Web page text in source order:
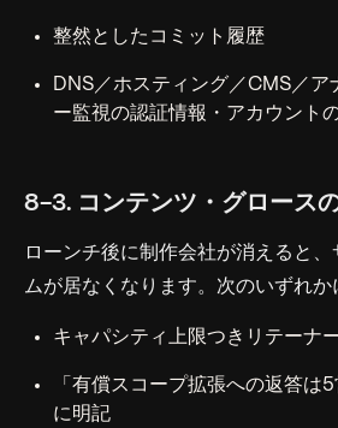
整然としたコミット履歴
DNS／ホスティング／CMS／ア
ー監視の認証情報・アカウント
8-3. コンテンツ・グロース
ローンチ後に制作会社が消えると
ムが居なくなります。次のいずれか
キャパシティ上限つきリテーナ
「有償スコープ拡張への返答は
に明記